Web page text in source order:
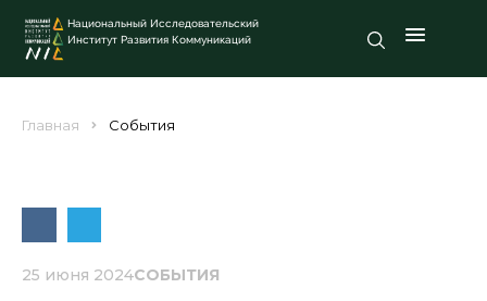
Национальный Исследовательский
Институт Развития Коммуникаций
Главная События
25 июня 2024СОБЫТИЯ